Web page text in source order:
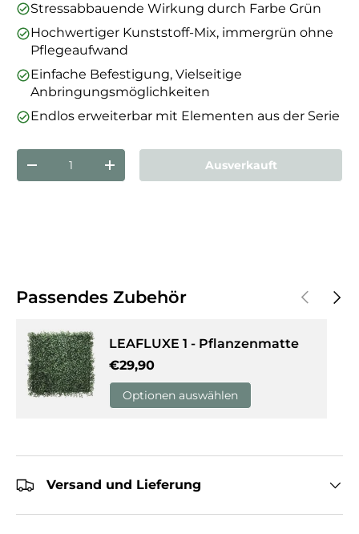
Stressabbauende Wirkung durch Farbe Grün
Hochwertiger Kunststoff-Mix, immergrün ohne
Pflegeaufwand
Einfache Befestigung, Vielseitige
Anbringungsmöglichkeiten
Endlos erweiterbar mit Elementen aus der Serie
Anzahl
Menge verringernMenge erhöhen Ausverkauft
Passendes Zubehör Vorherige
LEAFLUXE 1 - Pflanzenmatte
Normaler Preis
€29,90
Optionen auswählen
Versand und Lieferung